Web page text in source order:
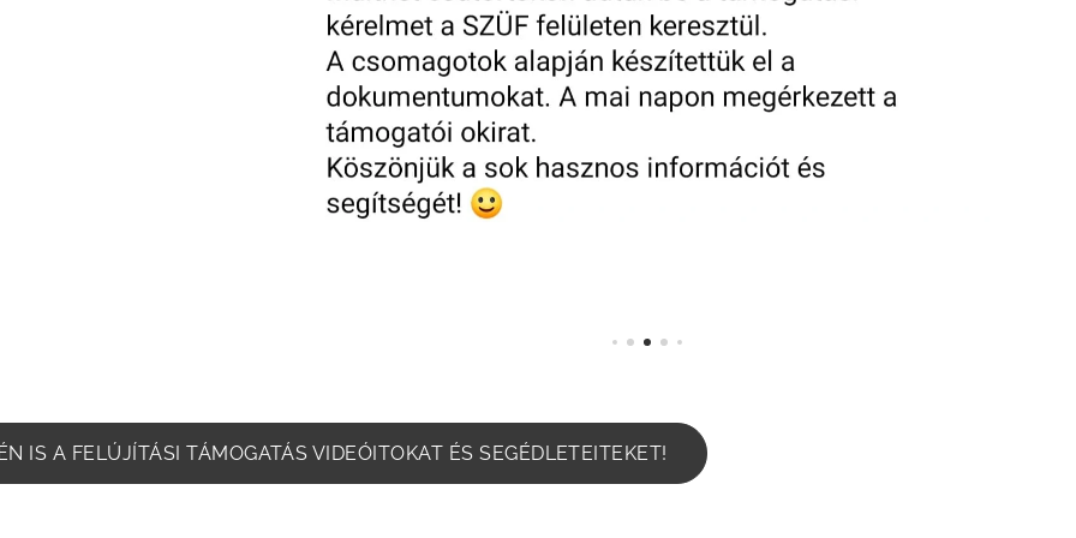
IS A FELÚJÍTÁSI TÁMOGATÁS VIDEÓITOKAT ÉS SEGÉDLETEITEKET!